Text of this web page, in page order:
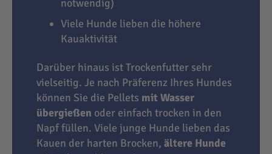
notwendig)
Viele Hunde lieben die höhere
Kauaktivität
Darüber hinaus ist Trockenfutter sehr
vielseitig. Je nach Präferenz Ihres Hundes
können Sie die Pellets mit Wasser
übergießen oder einfach trocken in den
Napf füllen. Viele junge Hunde lieben das
Kauen der harten Brocken, ältere Hunde